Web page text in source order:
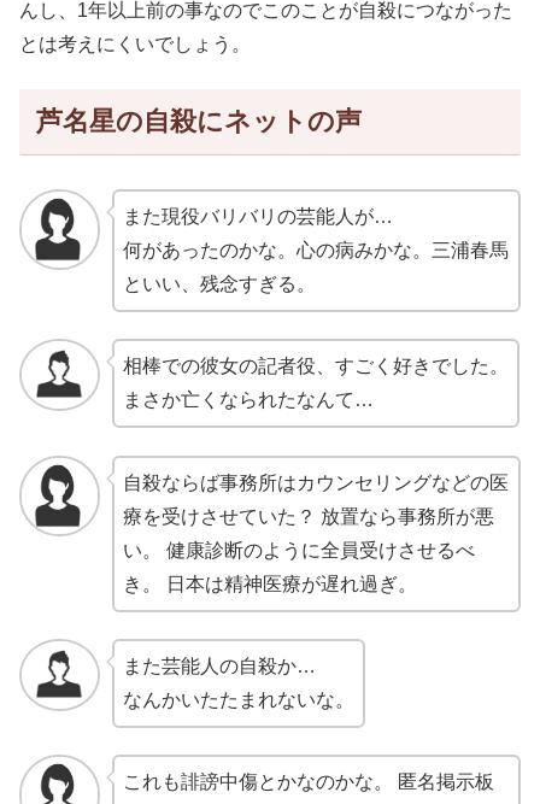
んし、1年以上前の事なのでこのことが自殺につながった
とは考えにくいでしょう。
芦名星の自殺にネットの声
また現役バリバリの芸能人が…
何があったのかな。心の病みかな。三浦春馬
といい、残念すぎる。
相棒での彼女の記者役、すごく好きでした。
まさか亡くなられたなんて…
自殺ならば事務所はカウンセリングなどの医
療を受けさせていた？ 放置なら事務所が悪
い。 健康診断のように全員受けさせるべ
き。 日本は精神医療が遅れ過ぎ。
また芸能人の自殺か…
なんかいたたまれないな。
これも誹謗中傷とかなのかな。 匿名掲示板